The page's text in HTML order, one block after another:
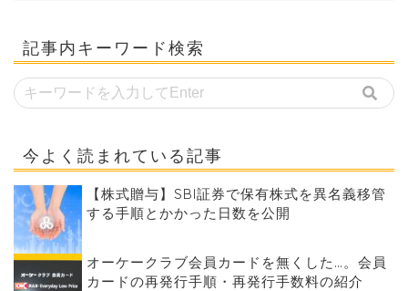
記事内キーワード検索
今よく読まれている記事
【株式贈与】SBI証券で保有株式を異名義移管
する手順とかかった日数を公開
オーケークラブ会員カードを無くした…。会員
カードの再発行手順・再発行手数料の紹介